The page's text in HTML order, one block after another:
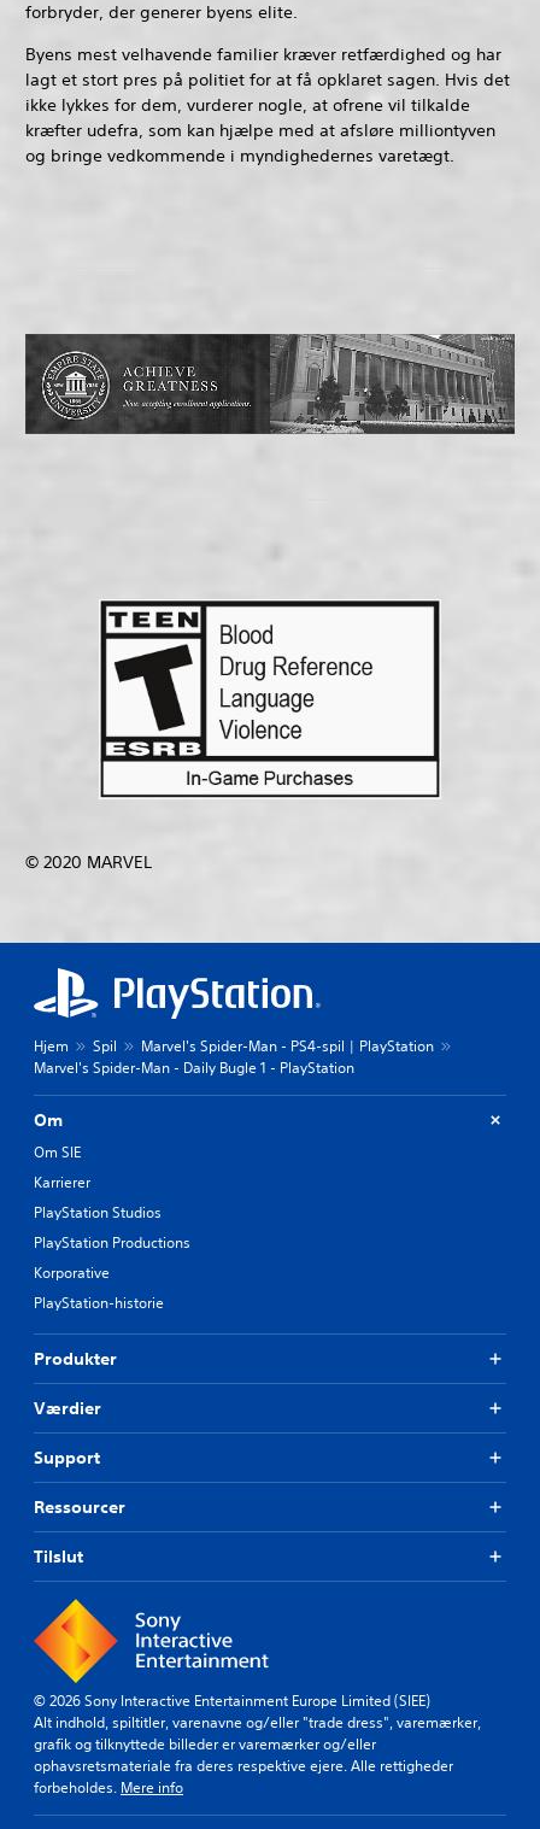
forbryder, der generer byens elite.
Byens mest velhavende familier kræver retfærdighed og har
lagt et stort pres på politiet for at få opklaret sagen. Hvis det
ikke lykkes for dem, vurderer nogle, at ofrene vil tilkalde
kræfter udefra, som kan hjælpe med at afsløre milliontyven
og bringe vedkommende i myndighedernes varetægt.
© 2020 MARVEL
Hjem Spil
Marvel's Spider-Man - PS4-spil | PlayStation
Marvel's Spider-Man - Daily Bugle 1 - PlayStation
Om
Om SIE
Karrierer
PlayStation Studios
PlayStation Productions
Korporative
PlayStation-historie
Produkter
Værdier
Support
Ressourcer
Tilslut
© 2026 Sony Interactive Entertainment Europe Limited (SIEE)
Alt indhold, spiltitler, varenavne og/eller "trade dress", varemærker,
grafik og tilknyttede billeder er varemærker og/eller
ophavsretsmateriale fra deres respektive ejere. Alle rettigheder
forbeholdes. Mere info